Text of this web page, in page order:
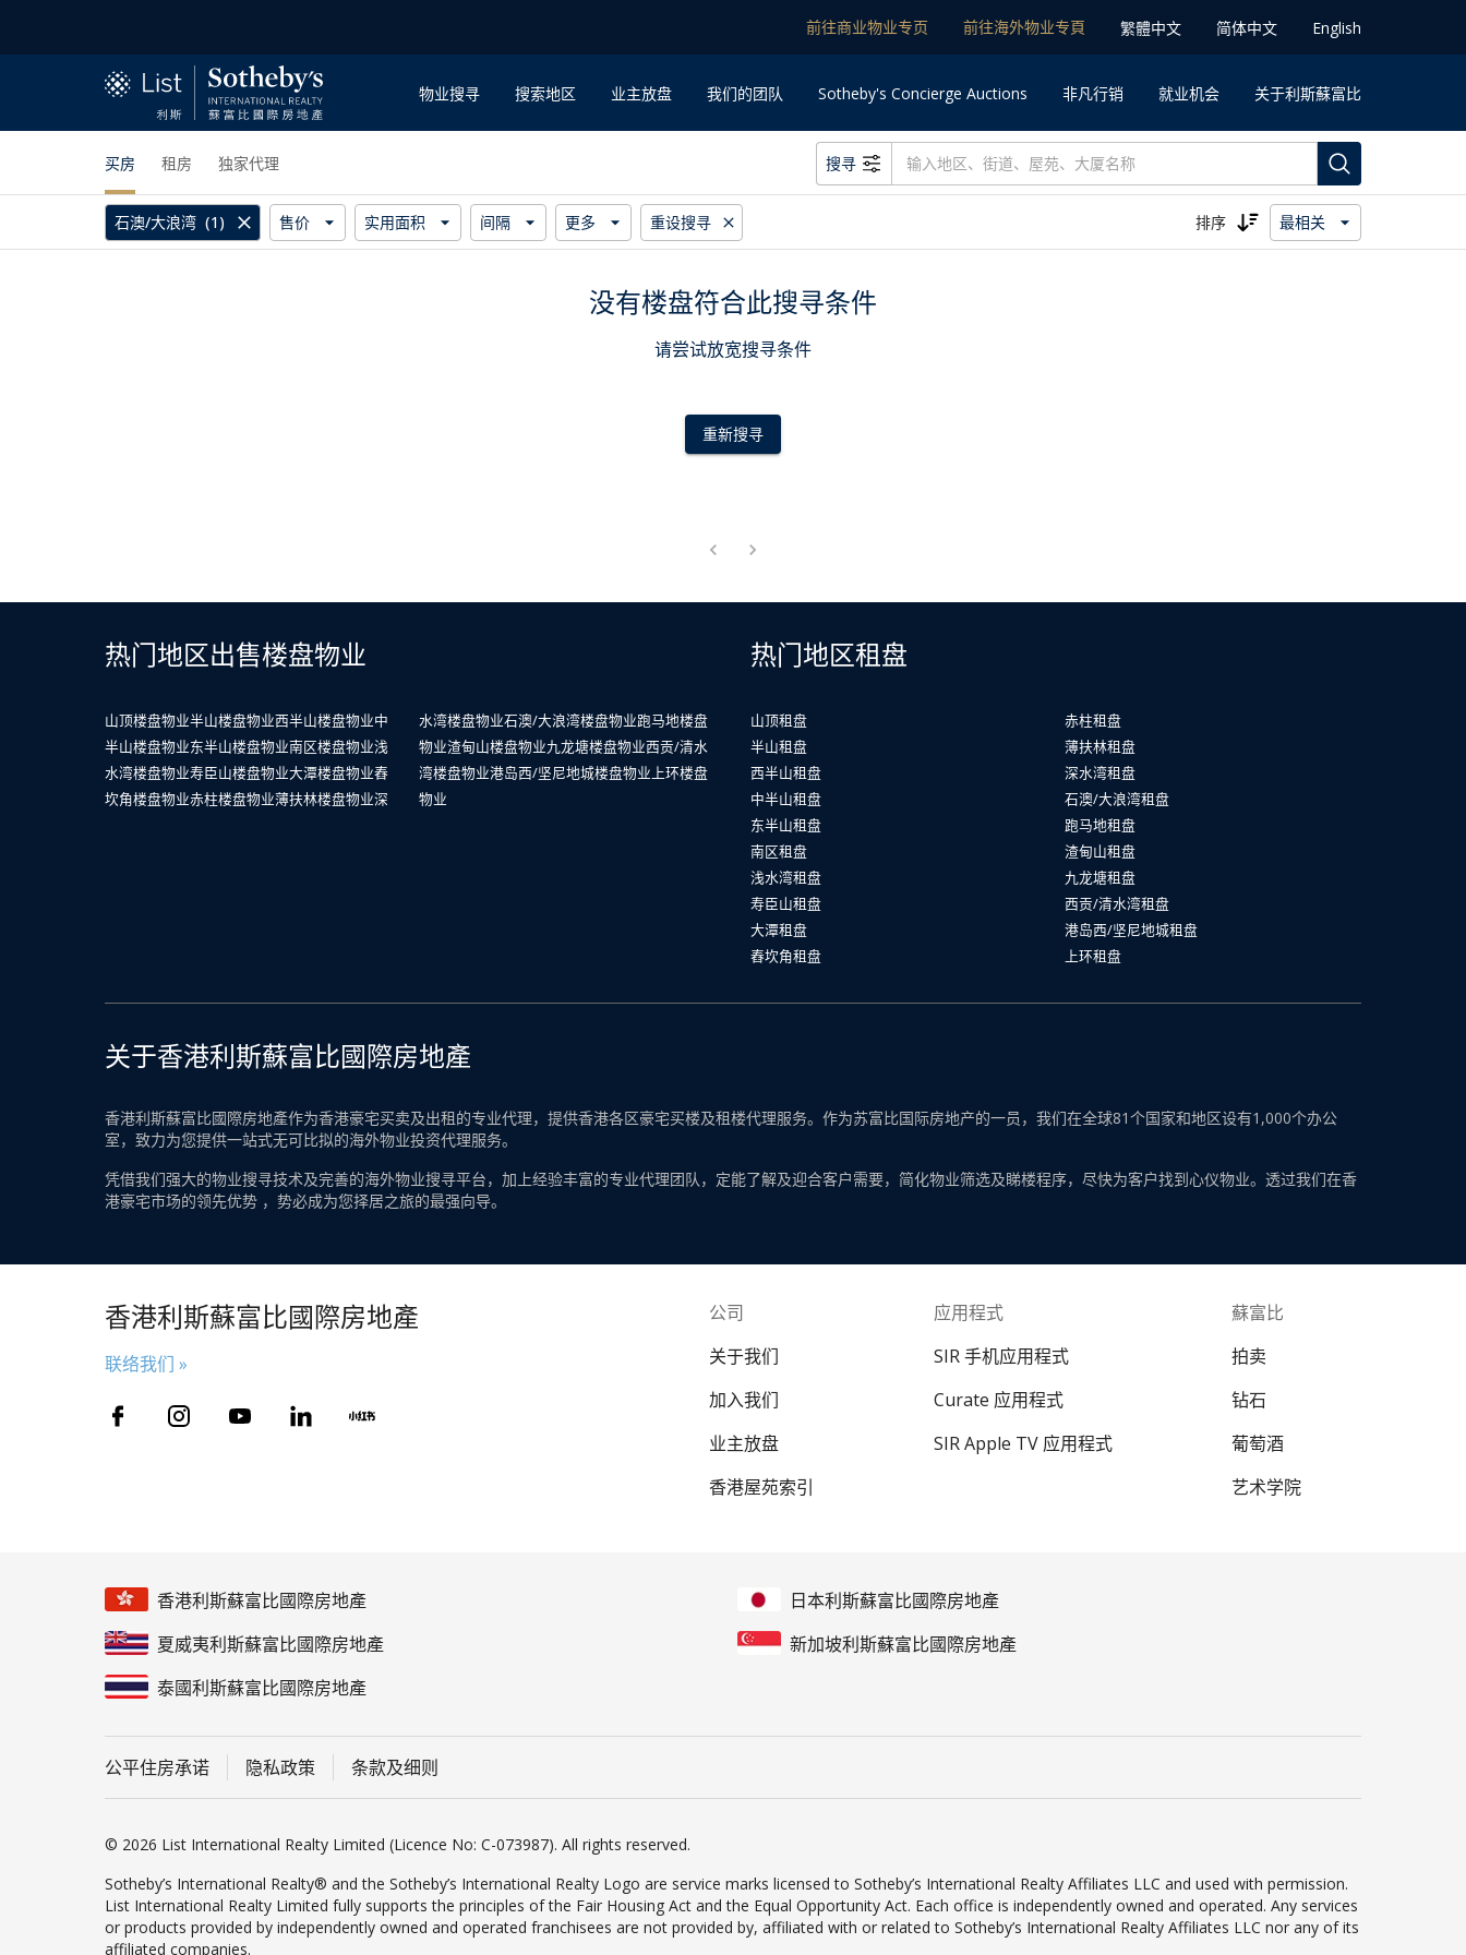
前往商业物业专页 前往海外物业专⾴ 䌓體中文 简体中⽂ English
物业搜寻 搜索地区 业主放盘 我们的团队 Sotheby's Concierge Auctions ⾮凡⾏销 就业机会 关于利斯蘇富比
买房 租房 独家代理 搜寻
石澳/大浪湾 (1) 售价 实用面积 间隔 更多 重设搜寻 排序 最相关
没有楼盘符合此搜寻条件
请尝试放宽搜寻条件
重新搜寻
热门地区出售楼盘物业
山顶楼盘物业半山楼盘物业西半山楼盘物业中
半山楼盘物业东半山楼盘物业南区楼盘物业浅
水湾楼盘物业寿臣山楼盘物业大潭楼盘物业舂
坎角楼盘物业赤柱楼盘物业薄扶林楼盘物业深
水湾楼盘物业石澳/大浪湾楼盘物业跑马地楼盘
物业渣甸山楼盘物业九龙塘楼盘物业西贡/清水
湾楼盘物业港岛西/坚尼地城楼盘物业 上环楼盘
物业
热门地区租盘
山顶租盘
半山租盘
西半山租盘
中半山租盘
东半山租盘
南区租盘
浅水湾租盘
寿臣山租盘
大潭租盘
舂坎角租盘
赤柱租盘
薄扶林租盘
深水湾租盘
石澳/大浪湾租盘
跑马地租盘
渣甸山租盘
九龙塘租盘
西贡/清水湾租盘
港岛西/坚尼地城租盘
上环租盘
关于香港利斯蘇富比國際房地產
香港利斯蘇富比國際房地產作为香港豪宅买卖及出租的专业代理，提供香港各区豪宅买楼及租楼代理服务。作为苏富比国际房地产的一员，我们在全球81个国家和地区设有1,000个办公
室，致力为您提供一站式无可比拟的海外物业投资代理服务。
凭借我们强大的物业搜寻技术及完善的海外物业搜寻平台，加上经验丰富的专业代理团队，定能了解及迎合客户需要，简化物业筛选及睇楼程序，尽快为客户找到心仪物业。透过我们在香
港豪宅市场的领先优势 ，势必成为您择居之旅的最强向导。
香港利斯蘇富比國際房地產
联络我们 »
公司
关于我们
加入我们
业主放盘
香港屋苑索引
应用程式
SIR 手机应用程式
Curate 应用程式
SIR Apple TV 应用程式
蘇富比
拍卖
钻石
葡萄酒
艺术学院
香港利斯蘇富比國際房地產
日本利斯蘇富比國際房地產
夏威夷利斯蘇富比國際房地產
新加坡利斯蘇富比國際房地產
泰國利斯蘇富比國際房地產
公平住房承诺 隐私政策 条款及细则
© 2026 List International Realty Limited (Licence No: C-073987). All rights reserved.
Sotheby’s International Realty® and the Sotheby’s International Realty Logo are service marks licensed to Sotheby’s International Realty Affiliates LLC and used with permission.
List International Realty Limited fully supports the principles of the Fair Housing Act and the Equal Opportunity Act. Each office is independently owned and operated. Any services
or products provided by independently owned and operated franchisees are not provided by, affiliated with or related to Sotheby’s International Realty Affiliates LLC nor any of its
affiliated companies.